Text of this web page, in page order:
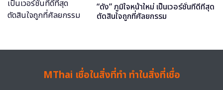
“ดัง” ภูมิใจหน้าใหม่ เป็นเวอร์ชั่นที่ดีที่สุด
ตัดสินใจถูกที่ศัลยกรรม
MThai เชื่อในสิ่งที่ทำ ทำในสิ่งที่เชื่อ